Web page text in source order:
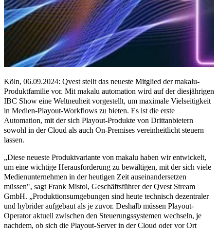
Köln, 06.09.2024: Qvest stellt das neueste Mitglied der makalu-
Produktfamilie vor. Mit makalu automation wird auf der diesjährigen
IBC Show eine Weltneuheit vorgestellt, um maximale Vielseitigkeit
in Medien-Playout-Workflows zu bieten. Es ist die erste
Automation, mit der sich Playout-Produkte von Drittanbietern
sowohl in der Cloud als auch On-Premises vereinheitlicht steuern
lassen.
„Diese neueste Produktvariante von makalu haben wir entwickelt,
um eine wichtige Herausforderung zu bewältigen, mit der sich viele
Medienunternehmen in der heutigen Zeit auseinandersetzen
müssen", sagt Frank Mistol, Geschäftsführer der Qvest Stream
GmbH. „Produktionsumgebungen sind heute technisch dezentraler
und hybrider aufgebaut als je zuvor. Deshalb müssen Playout-
Operator aktuell zwischen den Steuerungssystemen wechseln, je
nachdem, ob sich die Playout-Server in der Cloud oder vor Ort